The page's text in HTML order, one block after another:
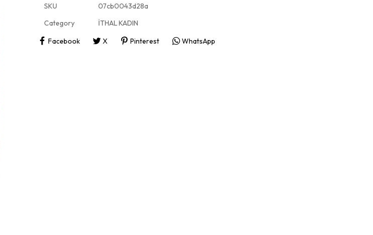
SKU
07cb0043d28a
Category
İTHAL KADIN
Facebook
X Pinterest WhatsApp